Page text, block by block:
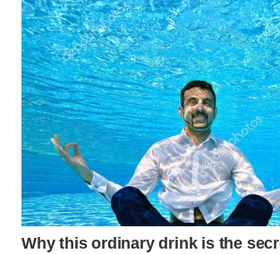
WN
MALUT
WN
DAIRI
WN
DANAU
TOBA
WN
NIAS